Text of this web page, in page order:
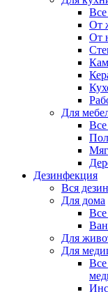
Все
От
От
Для
Все
Дезинфекция
Вся
Для дома
Для
Для